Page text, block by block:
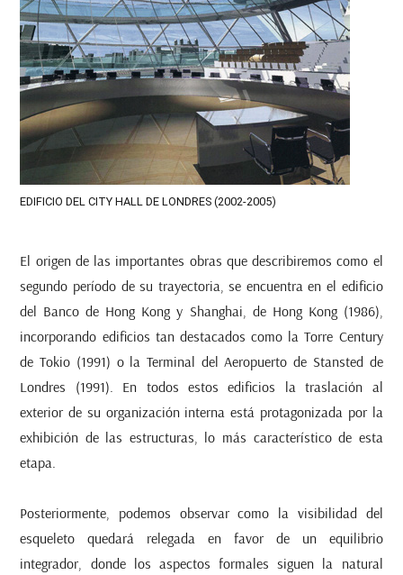
EDIFICIO DEL CITY HALL DE LONDRES (2002-2005)
El origen de las importantes obras que describiremos como el
segundo período de su trayectoria, se encuentra en el edificio
del Banco de Hong Kong y Shanghai, de Hong Kong (1986),
incorporando edificios tan destacados como la Torre Century
de Tokio (1991) o la Terminal del Aeropuerto de Stansted de
Londres (1991). En todos estos edificios la traslación al
exterior de su organización interna está protagonizada por la
exhibición de las estructuras, lo más característico de esta
etapa.
Posteriormente, podemos observar como la visibilidad del
esqueleto quedará relegada en favor de un equilibrio
integrador, donde los aspectos formales siguen la natural